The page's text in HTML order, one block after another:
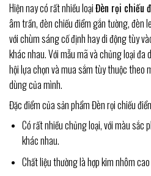
Hiện nay có rất nhiều loạiĐèn rọi chiếu
âm trần, đèn chiếu điểm gắn tường, đèn
với chùm sáng cố định hay di động tùy
khác nhau. Với mẫu mã và chủng loại
hội lựa chọn và mua sắm tùy thuộc theo
dùng của mình.
Đặc điểm của sản phẩm Đèn rọi chiếu
Có rất nhiều chủng loại, với màu sắc
khác nhau.
Chất liệu thường là hợp kim nhôm